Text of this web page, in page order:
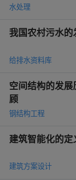
水处理
我国农村污水
给排水资料库
空间结构的发展
顾
钢结构工程
建筑智能化的
建筑方案设计